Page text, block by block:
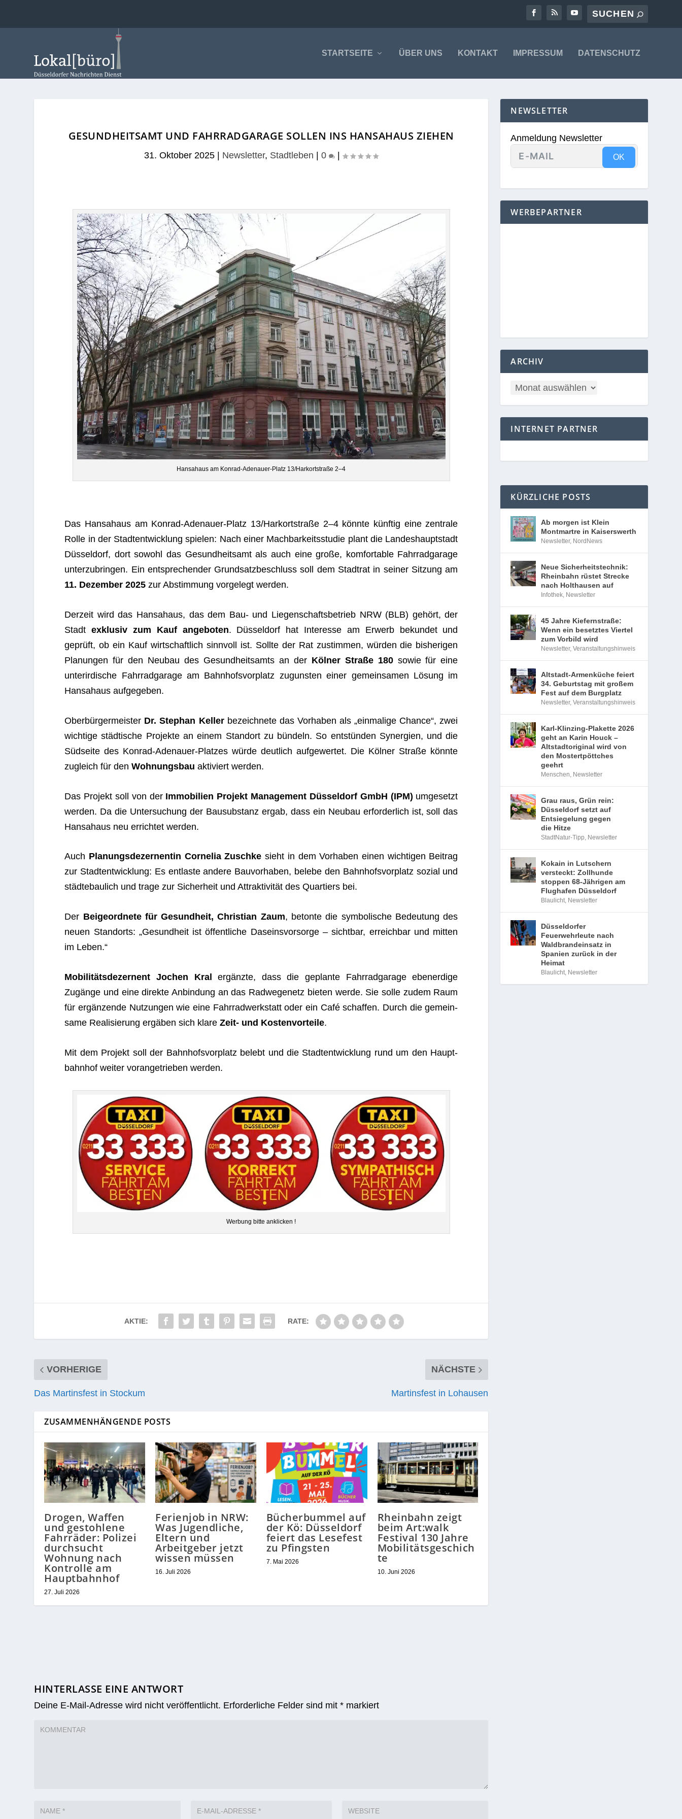
STARTSEITE ÜBER UNS KONTAKT IMPRESSUM DATENSCHUTZ
GESUNDHEITSAMT UND FAHRRADGARAGE SOLLEN INS HANSAHAUS ZIEHEN
31. Oktober 2025 Newsletter, Stadtleben |0 |
Han­sa­haus am Kon­rad-Ade­nauer-Platz 13/Harkortstraße 2–4
Das Han­sa­haus am Kon­rad-Ade­nauer-Platz 13/Harkortstraße 2–4 könnte künf­tig eine zen­trale
Rolle in der Stadt­ent­wick­lung spie­len: Nach einer Mach­bar­keits­stu­die plant die Lan­des­haupt­stadt
Düs­sel­dorf, dort sowohl das Gesund­heits­amt als auch eine große, kom­for­ta­ble Fahr­rad­ga­rage
unter­zu­brin­gen. Ein ent­spre­chen­der Grund­satz­be­schluss soll dem Stadt­rat in sei­ner Sit­zung am
11. Dezem­ber 2025 zur Abstim­mung vor­ge­legt werden.
Der­zeit wird das Han­sa­haus, das dem Bau- und Lie­gen­schafts­be­trieb NRW (BLB) gehört, der
Stadtexklu­siv zum Kauf ange­bo­ten. Düs­sel­dorf hat Inter­esse am Erwerb bekun­det und
geprüft, ob ein Kauf wirt­schaft­lich sinn­voll ist. Sollte der Rat zustim­men, wür­den die bis­he­ri­gen
Pla­nun­gen für den Neu­bau des Gesund­heits­amts an der Köl­ner Straße 180sowie für eine
unter­ir­di­sche Fahr­rad­ga­rage am Bahn­hofs­vor­platz zuguns­ten einer gemein­sa­men Lösung im
Han­sa­haus aufgegeben.
Ober­bür­ger­meis­ter Dr. Ste­phan Kel­lerbezeich­nete das Vor­ha­ben als „ein­ma­lige Chance“, zwei
wich­tige städ­ti­sche Pro­jekte an einem Stand­ort zu bün­deln. So ent­stün­den Syn­er­gien, und die
Süd­seite des Kon­rad-Ade­nauer-Plat­zes würde deut­lich auf­ge­wer­tet. Die Köl­ner Straße könnte
zugleich für denWoh­nungs­bau akti­viert werden.
Das Pro­jekt soll von der Immo­bi­lien Pro­jekt Manage­ment Düs­sel­dorf GmbH (IPM) umge­setzt
wer­den. Da die Unter­su­chung der Bau­sub­stanz ergab, dass ein Neu­bau erfor­der­lich ist, soll das
Han­sa­haus neu errich­tet werden.
Auch Pla­nungs­de­zer­nen­tin Cor­ne­lia Zuschke sieht in dem Vor­ha­ben einen wich­ti­gen Bei­trag
zur Stadt­ent­wick­lung: Es ent­laste andere Bau­vor­ha­ben, belebe den Bahn­hofs­vor­platz sozial und
städ­te­bau­lich und trage zur Sicher­heit und Attrak­ti­vi­tät des Quar­tiers bei.
Der Bei­geord­nete für Gesund­heit, Chris­tian Zaum, betonte die sym­bo­li­sche Bedeu­tung des
neuen Stand­orts: „Gesund­heit ist öffent­li­che Daseins­vor­sorge – sicht­bar, erreich­bar und mit­ten
im Leben.“
Mobi­li­täts­de­zer­nent Jochen Kral ergänzte, dass die geplante Fahr­rad­ga­rage eben­erdige
Zugänge und eine direkte Anbin­dung an das Rad­we­ge­netz bie­ten werde. Sie solle zudem Raum
für ergän­zende Nut­zun­gen wie eine Fahr­rad­werk­statt oder ein Café schaf­fen. Durch die gemein­
same Rea­li­sie­rung ergä­ben sich klareZeit- und Kos­ten­vor­teile.
Mit dem Pro­jekt soll der Bahn­hofs­vor­platz belebt und die Stadt­ent­wick­lung rund um den Haupt­
bahn­hof wei­ter vor­an­ge­trie­ben werden.
Wer­bung bitte anklicken !
AKTIE: RATE:
VORHERIGE
Das Martinsfest in Stockum
NÄCHSTE
Martinsfest in Lohausen
ZUSAMMENHÄNGENDE POSTS
Drogen, Waffen
und gestohlene
Fahrräder: Polizei
durchsucht
Wohnung nach
Kontrolle am
Hauptbahnhof
27. Juli 2026
Ferienjob in NRW:
Was Jugendliche,
Eltern und
Arbeitgeber jetzt
wissen müssen
16. Juli 2026
Bücherbummel auf
der Kö: Düsseldorf
feiert das Lesefest
zu Pfingsten
7. Mai 2026
Rheinbahn zeigt
beim Art:walk
Festival 130 Jahre
Mobilitätsgeschich
te
10. Juni 2026
HINTERLASSE EINE ANTWORT
Deine E-Mail-Adresse wird nicht veröffentlicht. Erforderliche Felder sind mit* markiert
NEWSLETTER
Anmeldung Newsletter
OK
WERBEPARTNER
ARCHIV
INTERNET PARTNER
KÜRZLICHE POSTS
Ab morgen ist Klein
Montmartre in Kaiserswerth
Newsletter, NordNews
Neue Sicherheitstechnik:
Rheinbahn rüstet Strecke
nach Holthausen auf
Infothek, Newsletter
45 Jahre Kiefernstraße:
Wenn ein besetztes Viertel
zum Vorbild wird
Newsletter,Veranstaltungshinweis
Altstadt-Armenküche feiert
34. Geburtstag mit großem
Fest auf dem Burgplatz
Newsletter,Veranstaltungshinweis
Karl-Klinzing-Plakette 2026
geht an Karin Houck –
Altstadtoriginal wird von
den Mostertpöttches
geehrt
Menschen, Newsletter
Grau raus, Grün rein:
Düsseldorf setzt auf
Entsiegelung gegen
die Hitze
StadtNatur-Tipp, Newsletter
Kokain in Lutschern
versteckt: Zollhunde
stoppen 68-Jährigen am
Flughafen Düsseldorf
Blaulicht, Newsletter
Düsseldorfer
Feuerwehrleute nach
Waldbrandeinsatz in
Spanien zurück in der
Heimat
Blaulicht, Newsletter